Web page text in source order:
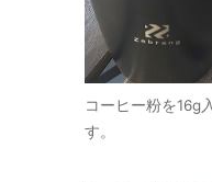
コーヒー粉を16g
す。